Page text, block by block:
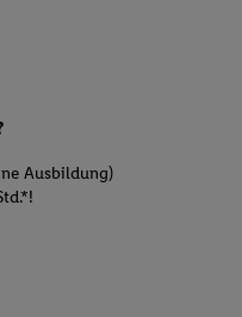
Ausbildung)